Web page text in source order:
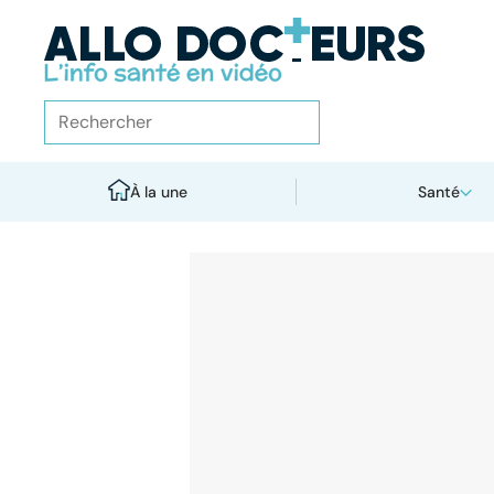
À la une Santé